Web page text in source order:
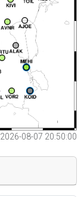
08-07 20:50:00